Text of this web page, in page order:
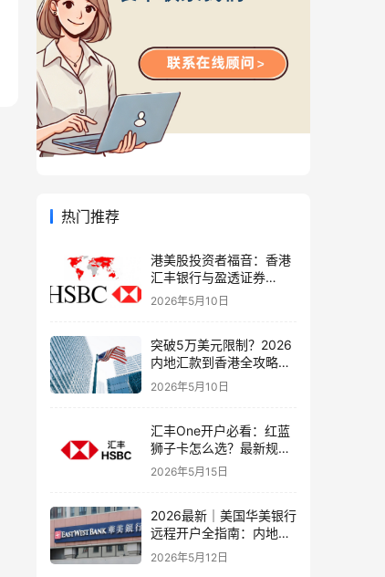
热门推荐
港美股投资者福音：香港
汇丰银行与盈透证券
（IBKR）绑定入金全流
2026年5月10日
突破5万美元限制？2026
内地汇款到香港全攻略：
4种合法路径、手续费对
比与避坑指南
2026年5月10日
汇丰One开户必看：红蓝
狮子卡怎么选？最新规则
+补办攻略+5个避坑指南
2026年5月15日
2026最新｜美国华美银行
远程开户全指南：内地居
民足不出户办理美股与跨
境账户实操解析
2026年5月12日